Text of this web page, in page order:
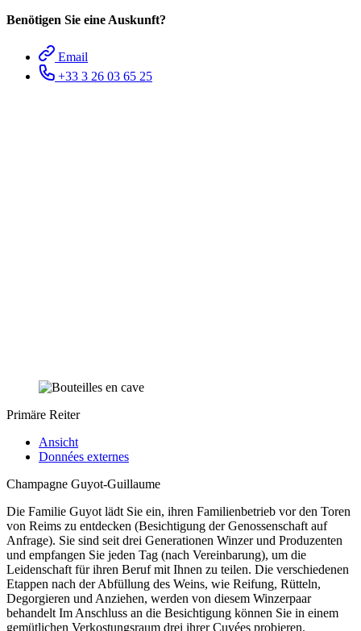
Benötigen Sie eine Auskunft?
Email
+33 3 26 03 65 25
Primäre Reiter
Ansicht
Données externes
Champagne Guyot-Guillaume
Die Familie Guyot lädt Sie ein, ihren Familienbetrieb vor den Toren
von Reims zu entdecken (Besichtigung der Genossenschaft auf
Anfrage). Sie sind seit drei Generationen Winzer und Produzenten
und empfangen Sie jeden Tag (nach Vereinbarung), um die
Leidenschaft für ihren Beruf mit Ihnen zu teilen. Die verschiedenen
Etappen nach der Abfüllung des Weins, wie Reifung, Rütteln,
Degorgieren und Anziehen, werden von diesem Winzerpaar
behandelt Im Anschluss an die Besichtigung können Sie in einem
gemütlichen Verkostungsraum drei ihrer Cuvées probieren.